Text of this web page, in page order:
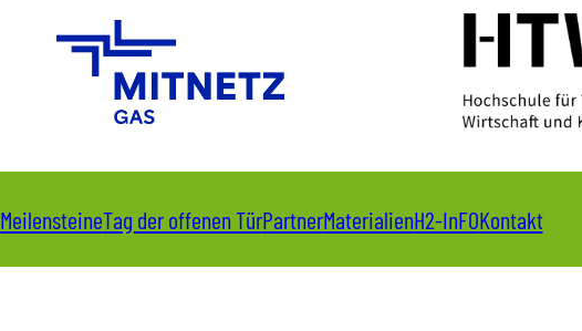
MeilensteineTag der offenen TürPartnerMaterialienH2-InFOKontakt